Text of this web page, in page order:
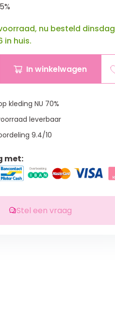
nu besteld dinsdag
in huis.
In winkelwagen
kleding NU 70%
leverbaar
9.4/10
met:
Stel een vraag